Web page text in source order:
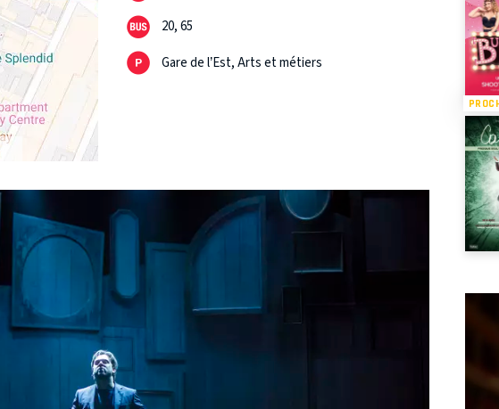
20, 65
Gare de l’Est, Arts et métiers